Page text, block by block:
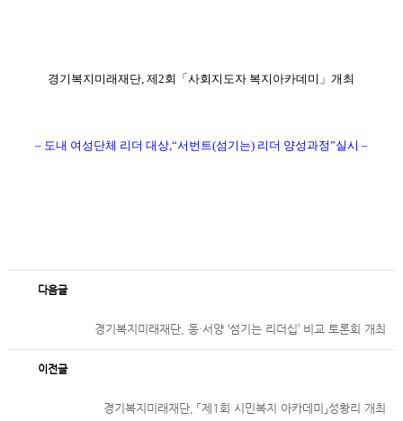
경기복지미래재단, 제2회「사회지도자 복지아카데미」개최
– 도내 여성단체 리더 대상,“서번트(섬기는) 리더 양성과정”실시 –
다음글
경기복지미래재단, 동·서양 ‘섬기는 리더십’ 비교 토론회 개최
이전글
경기복지미래재단, 「제1회 시민복지 아카데미」성황리 개최